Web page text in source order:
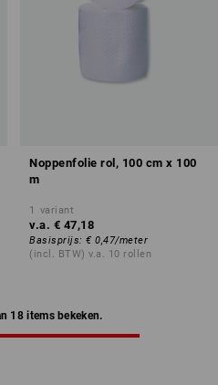
Noppenfolie rol, 100 cm x 100
m
1 variant
v.a. € 47,18
Basisprijs: € 0,47/meter
(incl. BTW) v.a. 10 rollen
18 items bekeken.